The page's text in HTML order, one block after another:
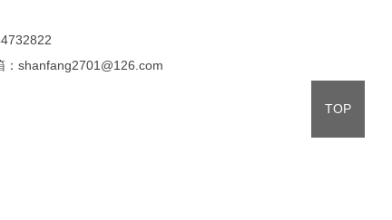
TOP
：shanfang2701@126.com